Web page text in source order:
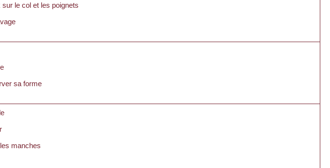
le col et les poignets
sa forme
manches